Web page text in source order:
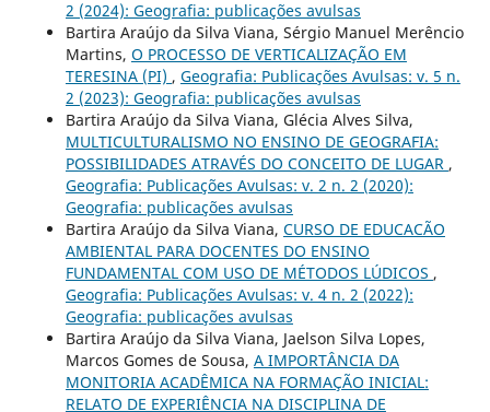
2 (2024): Geografia: publicações avulsas
Bartira Araújo da Silva Viana, Sérgio Manuel Merêncio
Martins, O PROCESSO DE VERTICALIZAÇÃO EM
TERESINA (PI) , Geografia: Publicações Avulsas: v. 5 n.
2 (2023): Geografia: publicações avulsas
Bartira Araújo da Silva Viana, Glécia Alves Silva,
MULTICULTURALISMO NO ENSINO DE GEOGRAFIA:
POSSIBILIDADES ATRAVÉS DO CONCEITO DE LUGAR ,
Geografia: Publicações Avulsas: v. 2 n. 2 (2020):
Geografia: publicações avulsas
Bartira Araújo da Silva Viana, CURSO DE EDUCACÃO
AMBIENTAL PARA DOCENTES DO ENSINO
FUNDAMENTAL COM USO DE MÉTODOS LÚDICOS ,
Geografia: Publicações Avulsas: v. 4 n. 2 (2022):
Geografia: publicações avulsas
Bartira Araújo da Silva Viana, Jaelson Silva Lopes,
Marcos Gomes de Sousa, A IMPORTÂNCIA DA
MONITORIA ACADÊMICA NA FORMAÇÃO INICIAL:
RELATO DE EXPERIÊNCIA NA DISCIPLINA DE